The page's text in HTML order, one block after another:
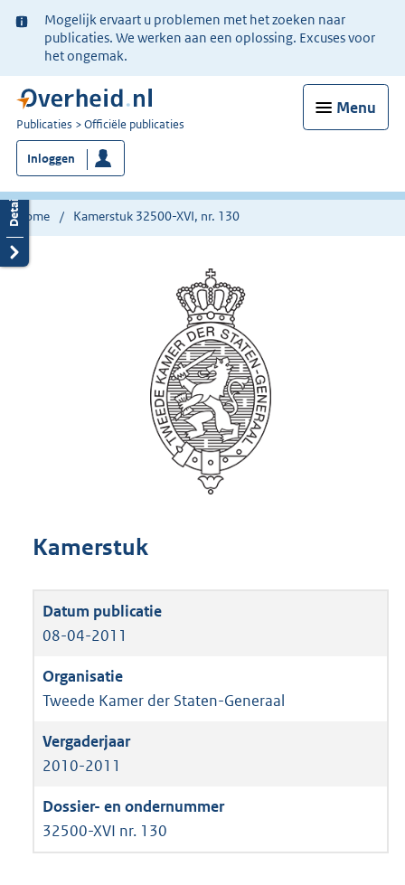
Ter
informatie:
Mogelijk ervaart u problemen met het zoeken naar
publicaties. We werken aan een oplossing. Excuses voor
het ongemak.
Menu
U
bent
nu
hier:
Publicaties Officiële publicaties
Inloggen
Home Kamerstuk 32500-XVI, nr. 130
Kamerstuk
08-04-2011
Tweede Kamer der Staten-Generaal
2010-2011
32500-XVI nr. 130